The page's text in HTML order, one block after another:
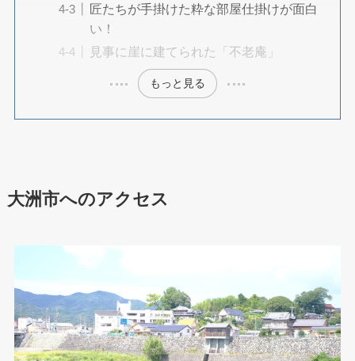
匠たちが手掛けた粋な部屋仕掛けが面白
い！
見事に崖に建てられた「不老庵」
もっと見る
大洲市へのアクセス